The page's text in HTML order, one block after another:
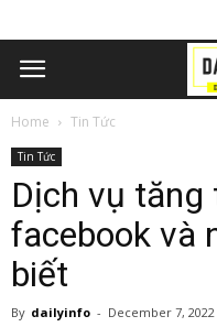
Home Tin Tức
Tin Tức
Dịch vụ
facebook và
biết
By dailyinfo - December 7, 2022